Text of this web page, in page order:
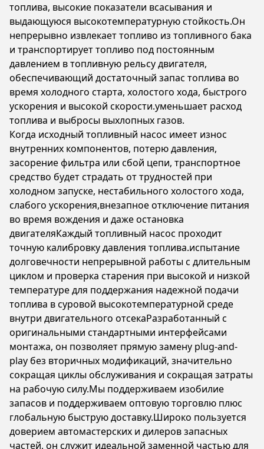
топлива, высокие показатели всасывания и
выдающуюся высокотемпературную стойкость.Он
непрерывно извлекает топливо из топливного бака
и транспортирует топливо под постоянным
давлением в топливную рельсу двигателя,
обеспечивающий достаточный запас топлива во
время холодного старта, холостого хода, быстрого
ускорения и высокой скорости.уменьшает расход
топлива и выбросы выхлопных газов.
Когда исходный топливный насос имеет износ
внутренних компонентов, потерю давления,
засорение фильтра или сбой цепи, транспортное
средство будет страдать от трудностей при
холодном запуске, нестабильного холостого хода,
слабого ускорения,внезапное отключение питания
во время вождения и даже остановка
двигателяКаждый топливный насос проходит
точную калибровку давления топлива.испытание
долговечности непрерывной работы с длительным
циклом и проверка старения при высокой и низкой
температуре для поддержания надежной подачи
топлива в суровой высокотемпературной среде
внутри двигательного отсекаРазработанный с
оригинальными стандартными интерфейсами
монтажа, он позволяет прямую замену plug-and-
play без вторичных модификаций, значительно
сокращая циклы обслуживания и сокращая затраты
на рабочую силу.Мы поддерживаем изобилие
запасов и поддерживаем оптовую торговлю плюс
глобальную быструю доставку.Широко пользуется
доверием автомастерских и дилеров запасных
частей, он служит идеальной заменной частью для